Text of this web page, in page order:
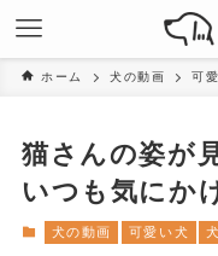
ホーム 犬の動画 可
猫さんの姿が
いつも気にか
犬の動画 可愛い犬